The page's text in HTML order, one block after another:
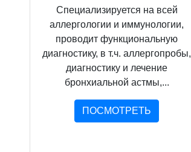
Специализируется на всей
аллергологии и иммунологии,
проводит функциональную
диагностику, в т.ч. аллергопробы,
диагностику и лечение
бронхиальной астмы,...
ПОСМОТРЕТЬ